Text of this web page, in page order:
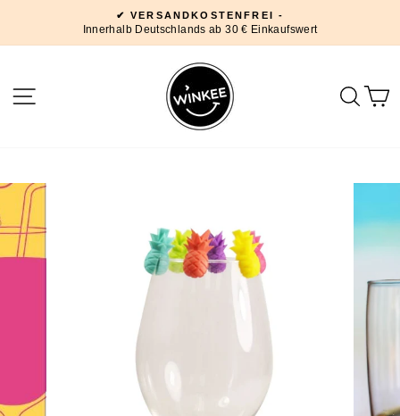
Inhalt
Pause
✔ VERSANDKOSTENFREI -
Innerhalb Deutschlands ab 30 € Einkaufswert
SEITENNAVIGATION